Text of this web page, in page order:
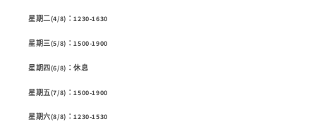
星期二(4/8)：1230-1630
星期三(5/8)：1500-1900
星期四(6/8)：休息
星期五(7/8)：1500-1900
星期六(8/8)：1230-1530